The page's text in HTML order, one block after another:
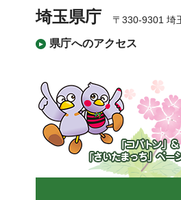
埼玉県庁
県庁へのアクセス
〒330-9301 埼
「コバトン」&「
まっち」